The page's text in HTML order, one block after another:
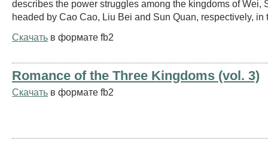
describes the power struggles among the kingdoms of Wei,
headed by Cao Cao, Liu Bei and Sun Quan, respectively, in
Скачать в формате fb2
Romance of the Three Kingdoms (vol. 3)
Скачать в формате fb2